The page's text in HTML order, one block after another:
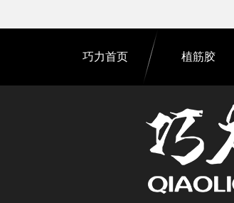
巧力首页 植筋胶